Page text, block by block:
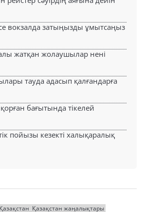
вокзалда затыңызды ұмытсаңыз
жатқан жолаушылар нені
тауда адасып қалғандарға
бағытында тікелей
пойызы кезекті халықаралық
Қазақстан Қазақстан жаңалықтары